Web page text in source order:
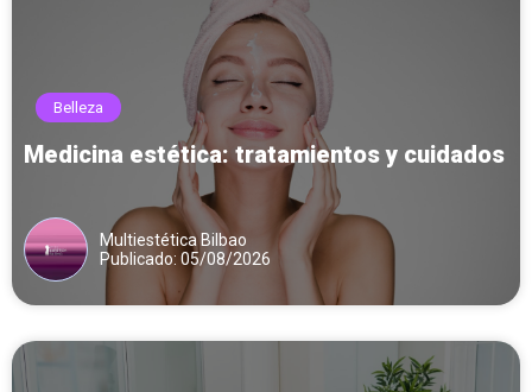
Belleza
Medicina estética: tratamientos y cuidados
Multiestética Bilbao
Publicado: 05/08/2026